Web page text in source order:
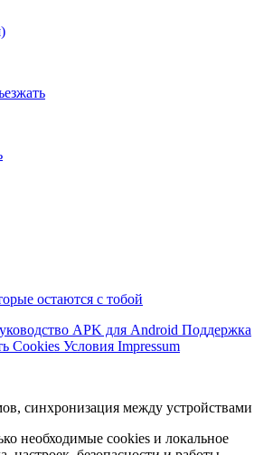
остаются с тобой
APK для Android Поддержка
Cookies Условия Impressum
синхронизация между устройствами
необходимые cookies и локальное